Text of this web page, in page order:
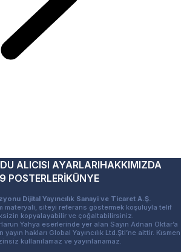
ALICISI AYARLARIHAKKIMIZDA
POSTERLERİKÜNYE
Dijital Yayıncılık Sanayi ve Ticaret A.Ş.
materyali, siteyi referans göstermek koşuluyla telif
kopyalayabilir ve çoğaltabilirsiniz.
Yahya eserlerinde yer alan Sayın Adnan Oktar’a
hakları Global Yayıncılık Ltd.Şti’ne aittir. Kısmen
kullanılamaz ve yayınlanamaz.